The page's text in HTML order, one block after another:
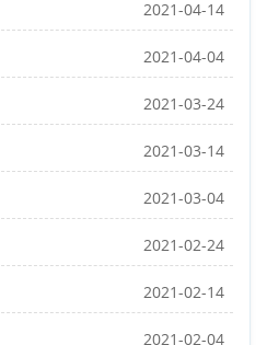
2021-04-14
2021-04-04
2021-03-24
2021-03-14
2021-03-04
2021-02-24
2021-02-14
2021-02-04